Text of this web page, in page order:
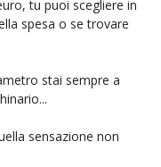
tu puoi scegliere in
spesa o se trovare
stai sempre a
sensazione non